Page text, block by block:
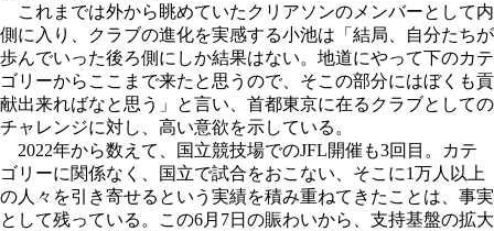
これまでは外から眺めていたクリアソンのメンバーとして内
側に入り、クラブの進化を実感する小池は「結局、自分たちが
歩んでいった後ろ側にしか結果はない。地道にやって下のカテ
ゴリーからここまで来たと思うので、そこの部分にはぼくも貢
献出来ればなと思う」と言い、首都東京に在るクラブとしての
チャレンジに対し、高い意欲を示している。
2022年から数えて、国立競技場でのJFL開催も3回目。カテ
ゴリーに関係なく、国立で試合をおこない、そこに1万人以上
の人々を引き寄せるという実績を積み重ねてきたことは、事実
として残っている。この6月7日の賑わいから、支持基盤の拡大